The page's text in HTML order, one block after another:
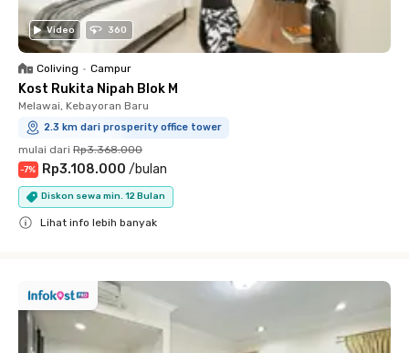
Video 360
Coliving • Campur
Kost Rukita Nipah Blok M
Melawai, Kebayoran Baru
2.3 km dari prosperity office tower
mulai dari Rp3.368.000
-7% Rp3.108.000 /bulan
Diskon sewa min. 12 Bulan
Lihat info lebih banyak